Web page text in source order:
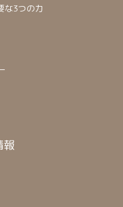
な3つの力
報